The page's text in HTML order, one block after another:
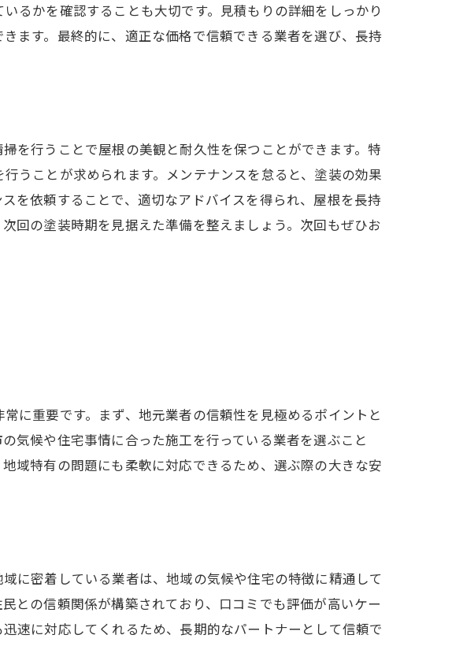
装
選び
最良の方法
重要性
るかを確認することも大切です。見積もりの詳細をしっかり
ます。最終的に、適正な価格で信頼できる業者を選び、長持
を行うことで屋根の美観と耐久性を保つことができます。特
うことが求められます。メンテナンスを怠ると、塗装の効果
を依頼することで、適切なアドバイスを得られ、屋根を長持
回の塗装時期を見据えた準備を整えましょう。次回もぜひお
に重要です。まず、地元業者の信頼性を見極めるポイントと
気候や住宅事情に合った施工を行っている業者を選ぶこと
域特有の問題にも柔軟に対応できるため、選ぶ際の大きな安
に密着している業者は、地域の気候や住宅の特徴に精通して
との信頼関係が構築されており、口コミでも評価が高いケー
速に対応してくれるため、長期的なパートナーとして信頼で